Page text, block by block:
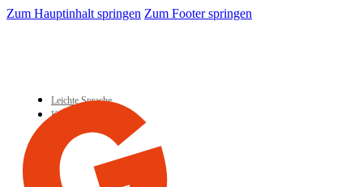
Zum Hauptinhalt springen Zum Footer springen
Leichte Sprache
Kontakt